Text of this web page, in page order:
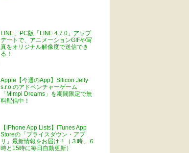
LINE、PC版「LINE 4.7.0」アップ
デートで、アニメーションGIFや写
真をオリジナル解像度で送信でき
る！
Apple【今週のApp】Silicon Jelly
s.r.o.のアドベンチャーゲーム
「Mimpi Dreams」を期間限定で無
料配信中！
【iPhone App Lists】iTunes App
Storeの「プライスダウン・アプ
リ」最新情報をお届け！（３時、６
時と15時に毎日自動更新）